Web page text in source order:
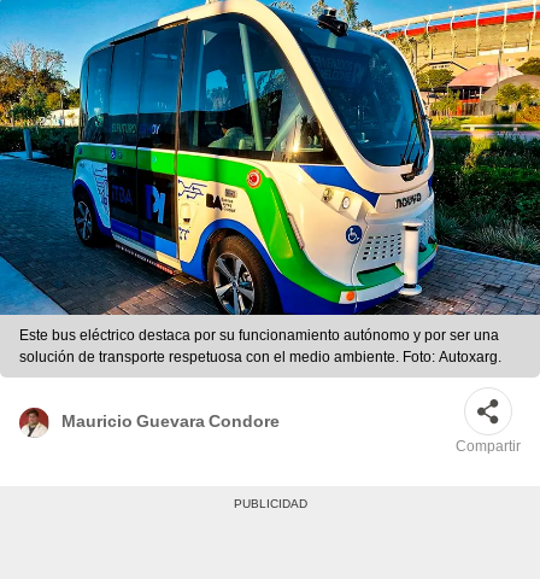
Este bus eléctrico destaca por su funcionamiento autónomo y por ser una
solución de transporte respetuosa con el medio ambiente. Foto: Autoxarg.
Mauricio Guevara Condore
Compartir